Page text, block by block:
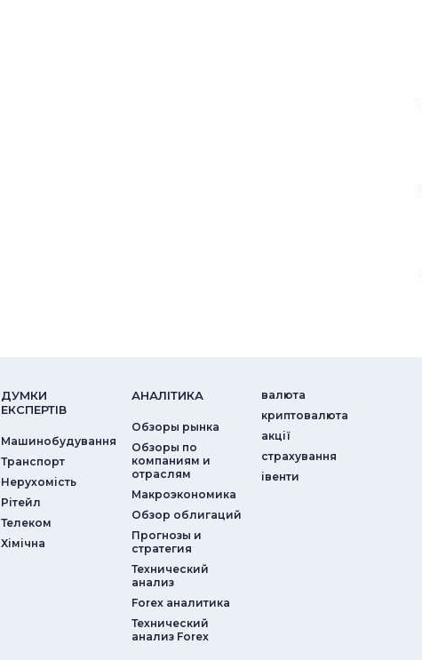
ДУМКИ
ЕКСПЕРТIВ
Машинобудування
Транспорт
Нерухомість
Рітейл
Телеком
Хімічна
АНАЛIТИКА
Обзоры рынка
Обзоры по
компаниям и
отраслям
Макроэкономика
Обзор облигаций
Прогнозы и
стратегия
Технический
анализ
Forex аналитика
Технический
анализ Forex
валюта
криптовалюта
акції
страхування
iвенти